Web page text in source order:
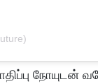
நோயுடன்